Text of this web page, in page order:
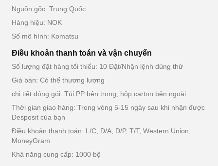
Nguồn gốc: Trung Quốc
Hàng hiệu: NOK
Số mô hình: Komatsu
Điều khoản thanh toán và vận chuyển
Số lượng đặt hàng tối thiểu: 10 Đặt/Nhận lệnh dùng thử
Giá bán: Có thể thương lượng
chi tiết đóng gói: Túi PP bên trong, hộp carton bên ngoài
Thời gian giao hàng: Trong vòng 5-15 ngày sau khi nhận được
Desposit của bạn
Điều khoản thanh toán: L/C, D/A, D/P, T/T, Western Union,
MoneyGram
Khả năng cung cấp: 1000 bộ